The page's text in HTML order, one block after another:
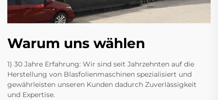
Warum uns wählen
1) 30 Jahre Erfahrung: Wir sind seit Jahrzehnten auf die
Herstellung von Blasfolienmaschinen spezialisiert und
gewährleisten unseren Kunden dadurch Zuverlässigkeit
und Expertise.